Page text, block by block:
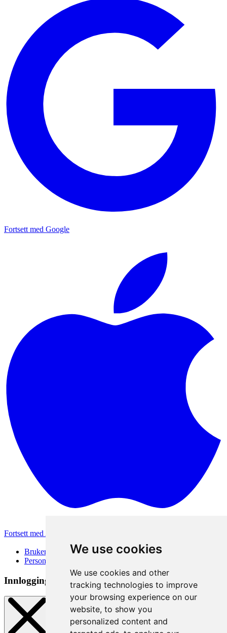
We use cookies
We use cookies and other
tracking technologies to improve
your browsing experience on our
website, to show you
personalized content and
Fortsett med Google
Fortsett med Apple
Brukervilkår
Personvernerklæring
Innloggingsmetode